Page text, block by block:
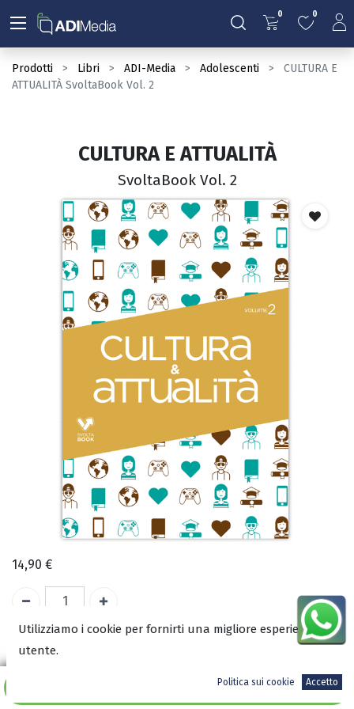
0 0
Prodotti Libri ADI-Media Adolescenti
CULTURA E
ATTUALITÀ SvoltaBook Vol. 2
Aggiungi al carrello
CULTURA E ATTUALITÀ
SvoltaBook Vol. 2
14,90 €
A magazzino
ISBN:
Utilizziamo i cookie per fornirti una migliore esperienza
utente.
Politica sui cookie Accetto